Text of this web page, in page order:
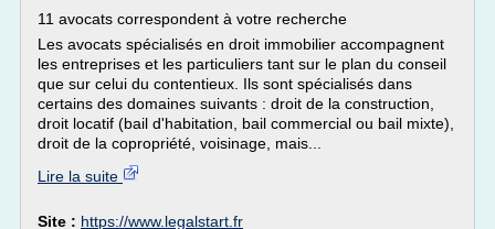
11 avocats correspondent à votre recherche
Les avocats spécialisés en droit immobilier accompagnent
les entreprises et les particuliers tant sur le plan du conseil
que sur celui du contentieux. Ils sont spécialisés dans
certains des domaines suivants : droit de la construction,
droit locatif (bail d'habitation, bail commercial ou bail mixte),
droit de la copropriété, voisinage, mais...
Lire la suite
Site : https://www.legalstart.fr